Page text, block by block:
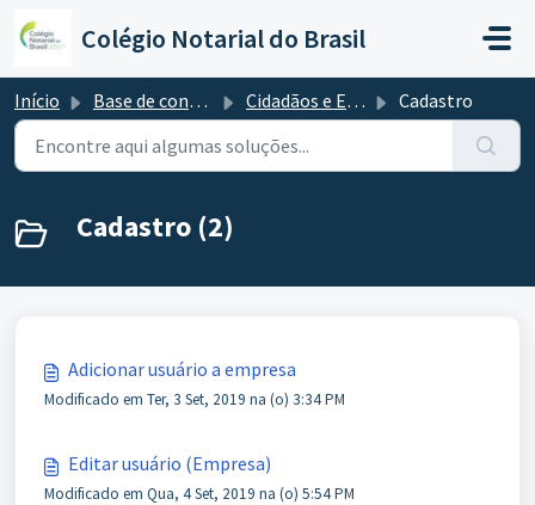
Colégio Notarial do Brasil
Início Base de conhecimento Cidadãos e Empresas Cadastro
Cadastro (2)
Adicionar usuário a empresa
Modificado em Ter, 3 Set, 2019 na (o) 3:34 PM
Editar usuário (Empresa)
Modificado em Qua, 4 Set, 2019 na (o) 5:54 PM